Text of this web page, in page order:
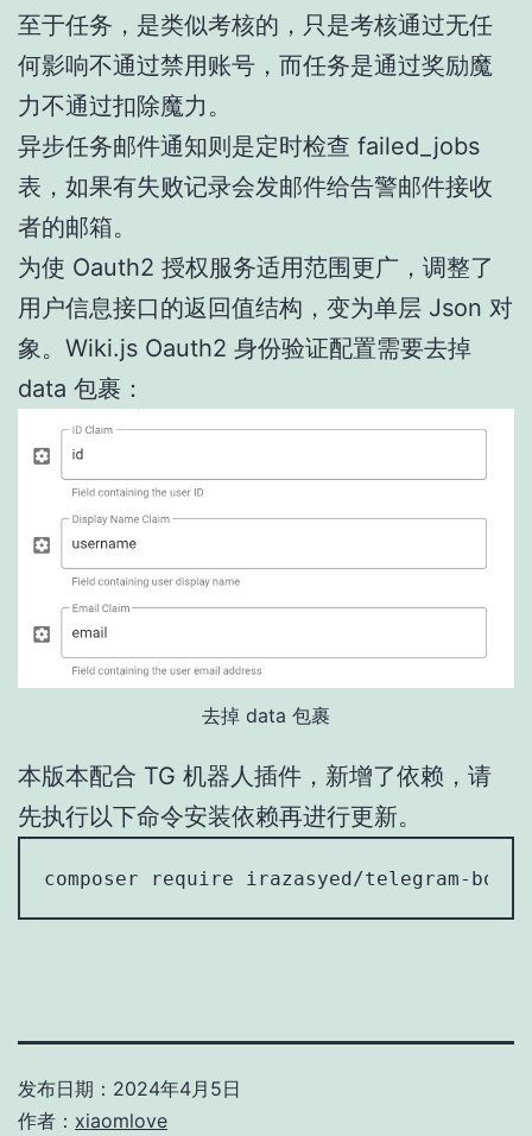
至于任务，是类似考核的，只是考核通过无任
何影响不通过禁用账号，而任务是通过奖励魔
力不通过扣除魔力。
异步任务邮件通知则是定时检查 failed_jobs
表，如果有失败记录会发邮件给告警邮件接收
者的邮箱。
为使 Oauth2 授权服务适用范围更广，调整了
用户信息接口的返回值结构，变为单层 Json 对
象。Wiki.js Oauth2 身份验证配置需要去掉
data 包裹：
去掉 data 包裹
本版本配合 TG 机器人插件，新增了依赖，请
先执行以下命令安装依赖再进行更新。
composer require irazasyed/telegram-bot-
发布日期： 2024年4月5日
作者： xiaomlove